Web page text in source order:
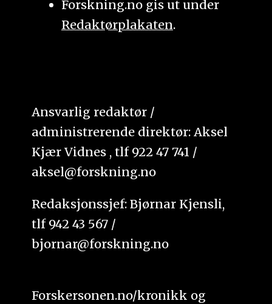
Forskning.no gis ut under
Redaktørplakaten.
Ansvarlig redaktør /
administrerende direktør: Aksel
Kjær Vidnes , tlf 922 47 741 /
aksel@forskning.no
Redaksjonssjef: Bjørnar Kjensli,
tlf 942 43 567 /
bjornar@forskning.no
Forskersonen.no/kronikk og